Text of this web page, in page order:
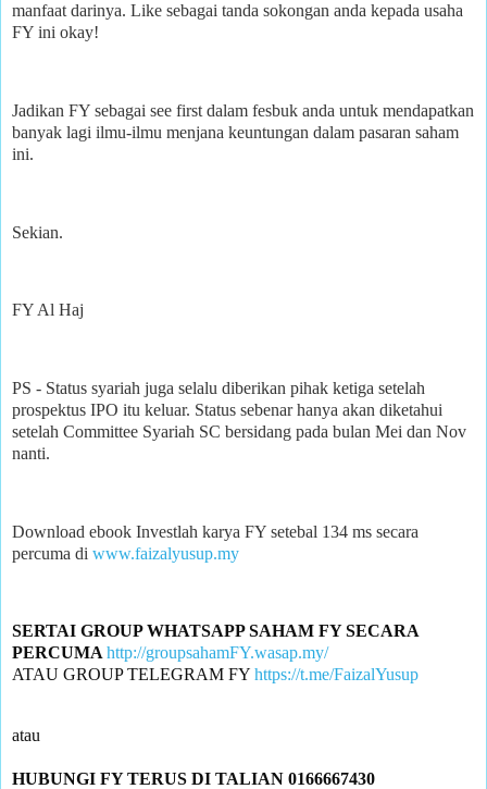
manfaat darinya. Like sebagai tanda sokongan anda kepada usaha
FY ini okay!
Jadikan FY sebagai see first dalam fesbuk anda untuk mendapatkan
banyak lagi ilmu-ilmu menjana keuntungan dalam pasaran saham
ini.
Sekian.
FY Al Haj
PS - Status syariah juga selalu diberikan pihak ketiga setelah
prospektus IPO itu keluar. Status sebenar hanya akan diketahui
setelah Committee Syariah SC bersidang pada bulan Mei dan Nov
nanti.
Download ebook Investlah karya FY setebal 134 ms secara
percuma di www.faizalyusup.my
SERTAI GROUP WHATSAPP SAHAM FY SECARA
PERCUMA http://groupsahamFY.wasap.my/
ATAU GROUP TELEGRAM FY https://t.me/FaizalYusup